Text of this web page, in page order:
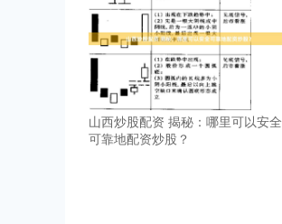
山西炒股配资 揭秘：哪里可以安全
可靠地配资炒股？